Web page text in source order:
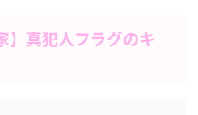
】真犯人フラグのキ